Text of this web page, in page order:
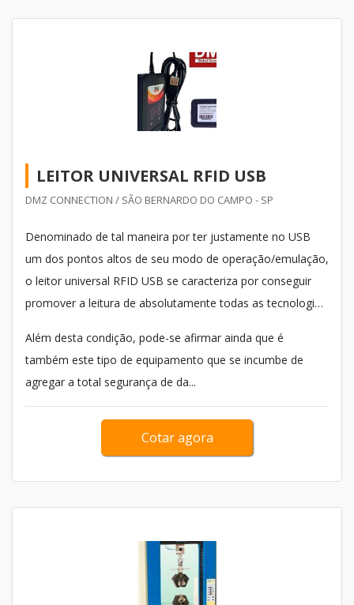
LEITOR UNIVERSAL RFID USB
DMZ CONNECTION / SÃO BERNARDO DO CAMPO - SP
Denominado de tal maneira por ter justamente no USB
um dos pontos altos de seu modo de operação/emulação,
o leitor universal RFID USB se caracteriza por conseguir
promover a leitura de absolutamente todas as tecnologias
Além desta condição, pode-se afirmar ainda que é
também este tipo de equipamento que se incumbe de
agregar a total segurança de da...
Cotar agora